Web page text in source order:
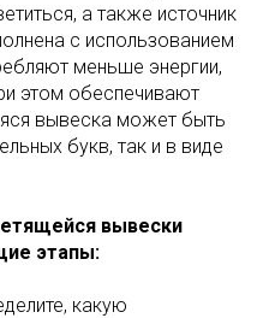
а также источник
с использованием
меньше энергии,
этом обеспечивают
вывеска может быть
букв, так и в виде
вывески
этапы:
какую